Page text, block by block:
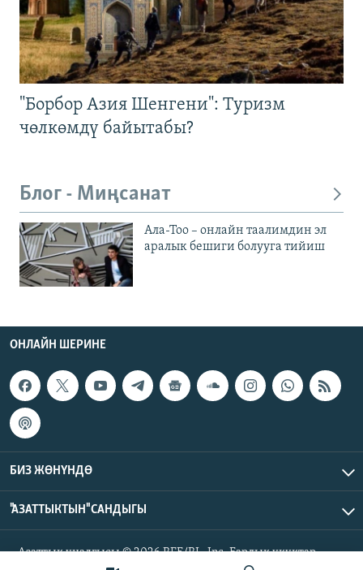
"Борбор Азия Шенгени": Туризм
чөлкөмдү байытабы?
Блог - Миңсанат
Ала-Тоо – онлайн таалимдин эл
аралык бешиги болууга тийиш
ОНЛАЙН ШЕРИНЕ
БИЗ ЖӨНҮНДӨ
"АЗАТТЫКТЫН" САНДЫГЫ
Азаттык үналгысы © 2026 RFE/RL, Inc. Бардык укуктар